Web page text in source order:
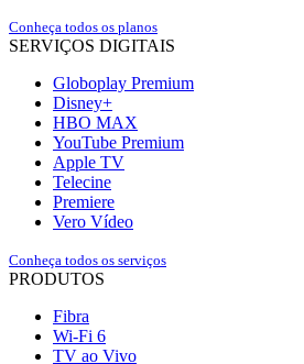
Conheça todos os planos
SERVIÇOS DIGITAIS
Globoplay Premium
Disney+
HBO MAX
YouTube Premium
Apple TV
Telecine
Premiere
Vero Vídeo
Conheça todos os serviços
PRODUTOS
Fibra
Wi-Fi 6
TV ao Vivo